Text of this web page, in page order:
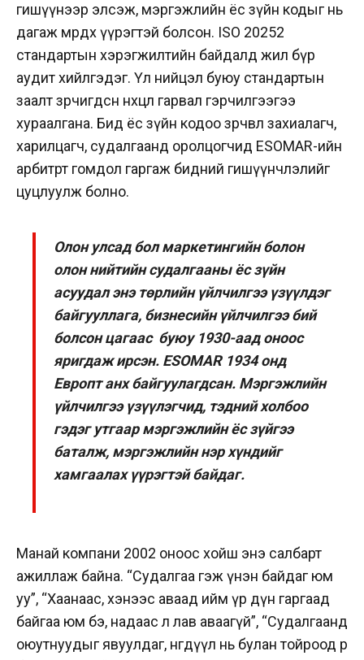
гишүүнээр элсэж, мэргэжлийн ёс зүйн кодыг нь
дагаж мөрдөх үүрэгтэй болсон. ISO 20252
стандартын хэрэгжилтийн байдалд жил бүр
аудит хийлгэдэг. Үл нийцэл буюу стандартын
заалт зөрчигдсөн нөхцөл гарвал гэрчилгээгээ
хураалгана. Бид ёс зүйн кодоо зөрчвөл захиалагч,
харилцагч, судалгаанд оролцогчид ESOMAR-ийн
арбитрт гомдол гаргаж бидний гишүүнчлэлийг
цуцлуулж болно.
Олон улсад бол маркетингийн болон
олон нийтийн судалгааны ёс зүйн
асуудал энэ төрлийн үйлчилгээ үзүүлдэг
байгууллага, бизнесийн үйлчилгээ бий
болсон цагаас буюу 1930-аад оноос
яригдаж ирсэн. ESOMAR 1934 онд
Европт анх байгуулагдсан. Мэргэжлийн
үйлчилгээ үзүүлэгчид, тэдний холбоо
гэдэг утгаар мэргэжлийн ёс зүйгээ
баталж, мэргэжлийн нэр хүндийг
хамгаалах үүрэгтэй байдаг.
Манай компани 2002 оноос хойш энэ салбарт
ажиллаж байна. “Судалгаа гэж үнэн байдаг юм
уу”, “Хаанаас, хэнээс аваад ийм үр дүн гаргаад
байгаа юм бэ, надаас л лав аваагүй”, “Судалгаанд
оюутнуудыг явуулдаг, нөгөөдүүл нь булан тойроод өөрөө